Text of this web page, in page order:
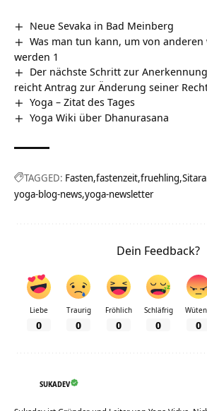
Neue Sevaka in Bad Meinberg
Was man tun kann, um von
werden 1
Der nächste Schritt zur
reicht Antrag zur Änderung seiner
Yoga – Zitat des Tages
Yoga Wiki über Dhanurasana
TAGGED: Fasten fastenzeit fruehling
yoga-blog-news yoga-newsletter
Dein Feedback?
Liebe
0
Traurig
0
Fröhlich
0
Schläfrig
0 0
SUKADEV